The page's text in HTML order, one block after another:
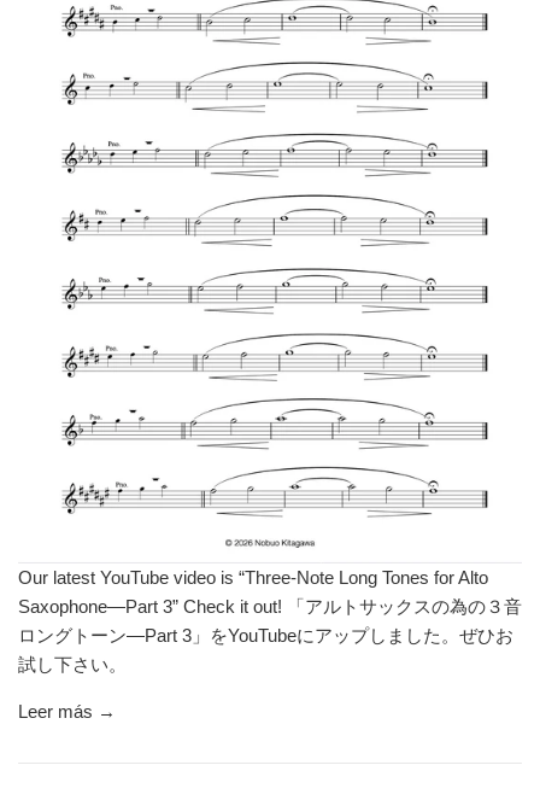
Our latest YouTube video is “Three-Note Long Tones for Alto
Saxophone—Part 3” Check it out! 「アルトサックスの為の３音
ロングトーン—Part 3」をYouTubeにアップしました。ぜひお
試し下さい。
Leer más →